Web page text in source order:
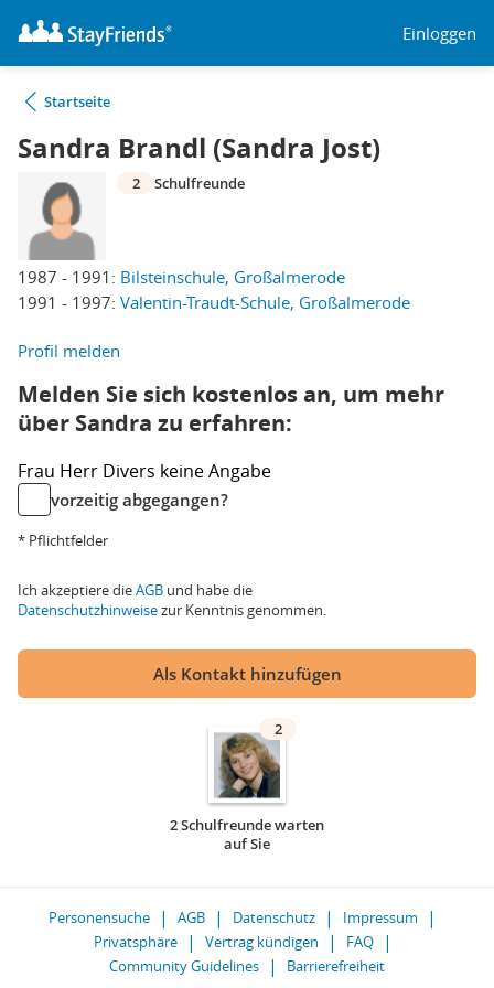
Einloggen
Startseite
Sandra Brandl (Sandra Jost)
1987 - 1991: Bilsteinschule, Großalmerode
1991 - 1997: Valentin-Traudt-Schule, Großalmerode
2 Schulfreunde
Profil melden
Melden Sie sich kostenlos an, um mehr
über Sandra zu erfahren:
Frau Herr Divers keine Angabe
vorzeitig abgegangen?
* Pflichtfelder
Ich akzeptiere dieAGB und habe die
Datenschutzhinweisezur Kenntnis genommen.
Als Kontakt hinzufügen
2
2 Schulfreunde warten
auf Sie
Personensuche AGB Datenschutz
Impressum
Privatsphäre
Vertrag kündigen
FAQ
Community Guidelines
Barrierefreiheit